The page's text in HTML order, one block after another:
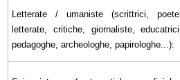
Letterate / umaniste (scrittrici, poete,
letterate, critiche, giornaliste, educatrici,
pedagoghe, archeologhe, papirologhe...):